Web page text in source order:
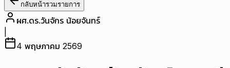
กลับหน้ารวมรายการ
ผศ.ดร.วันจักร น้อยจันทร์
4 พฤษภาคม 2569